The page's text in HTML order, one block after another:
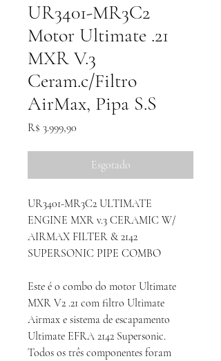
UR3401-MR3C2
Motor Ultimate .21
MXR V.3
Ceram.c/Filtro
AirMax, Pipa S.S
R$ 3.999,90
Esgotado
UR3401-MR3C2 ULTIMATE
ENGINE MXR v.3 CERAMIC W/
AIRMAX FILTER & 2142
SUPERSONIC PIPE COMBO
Este é o combo do motor Ultimate
MXR V2 .21 com filtro Ultimate
Airmax e sistema de escapamento
Ultimate EFRA 2142 Supersonic.
Todos os três componentes foram